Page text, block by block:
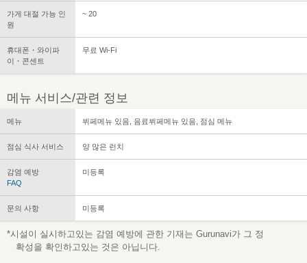
가게 대절 가능 인
원
~ 20
휴대폰・와이파
이・콘센트
무료 Wi-Fi
메뉴 서비스/관련 정보
메뉴 뷔페메뉴 있음, 음료뷔페메뉴 있음, 점심 메뉴
점심 식사 서비스 양 많은 런치
감염 예방
FAQ
미등록
문의 사항 미등록
*시설이 실시하고있는 감염 예방에 관한 기재는 Gurunavi가 그 정
확성을 확인하고있는 것은 아닙니다.